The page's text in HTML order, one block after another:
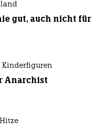
gut, auch nicht für
Kinderfiguren
Anarchist